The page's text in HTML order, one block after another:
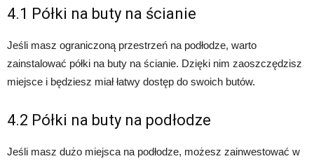
4.1 Półki na buty na ścianie
Jeśli masz ograniczoną przestrzeń na podłodze, warto
zainstalować półki na buty na ścianie. Dzięki nim zaoszczędzisz
miejsce i będziesz miał łatwy dostęp do swoich butów.
4.2 Półki na buty na podłodze
Jeśli masz dużo miejsca na podłodze, możesz zainwestować w